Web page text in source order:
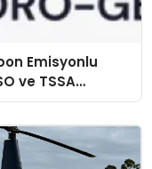
Emisyonlu
ve TSSA